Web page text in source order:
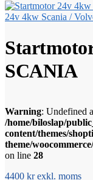
24v 4kw Scania /
SCANIA
Warning: Undefined
/home/biloslap/
content/themes/
theme/
on line 28
4400 kr exkl. moms